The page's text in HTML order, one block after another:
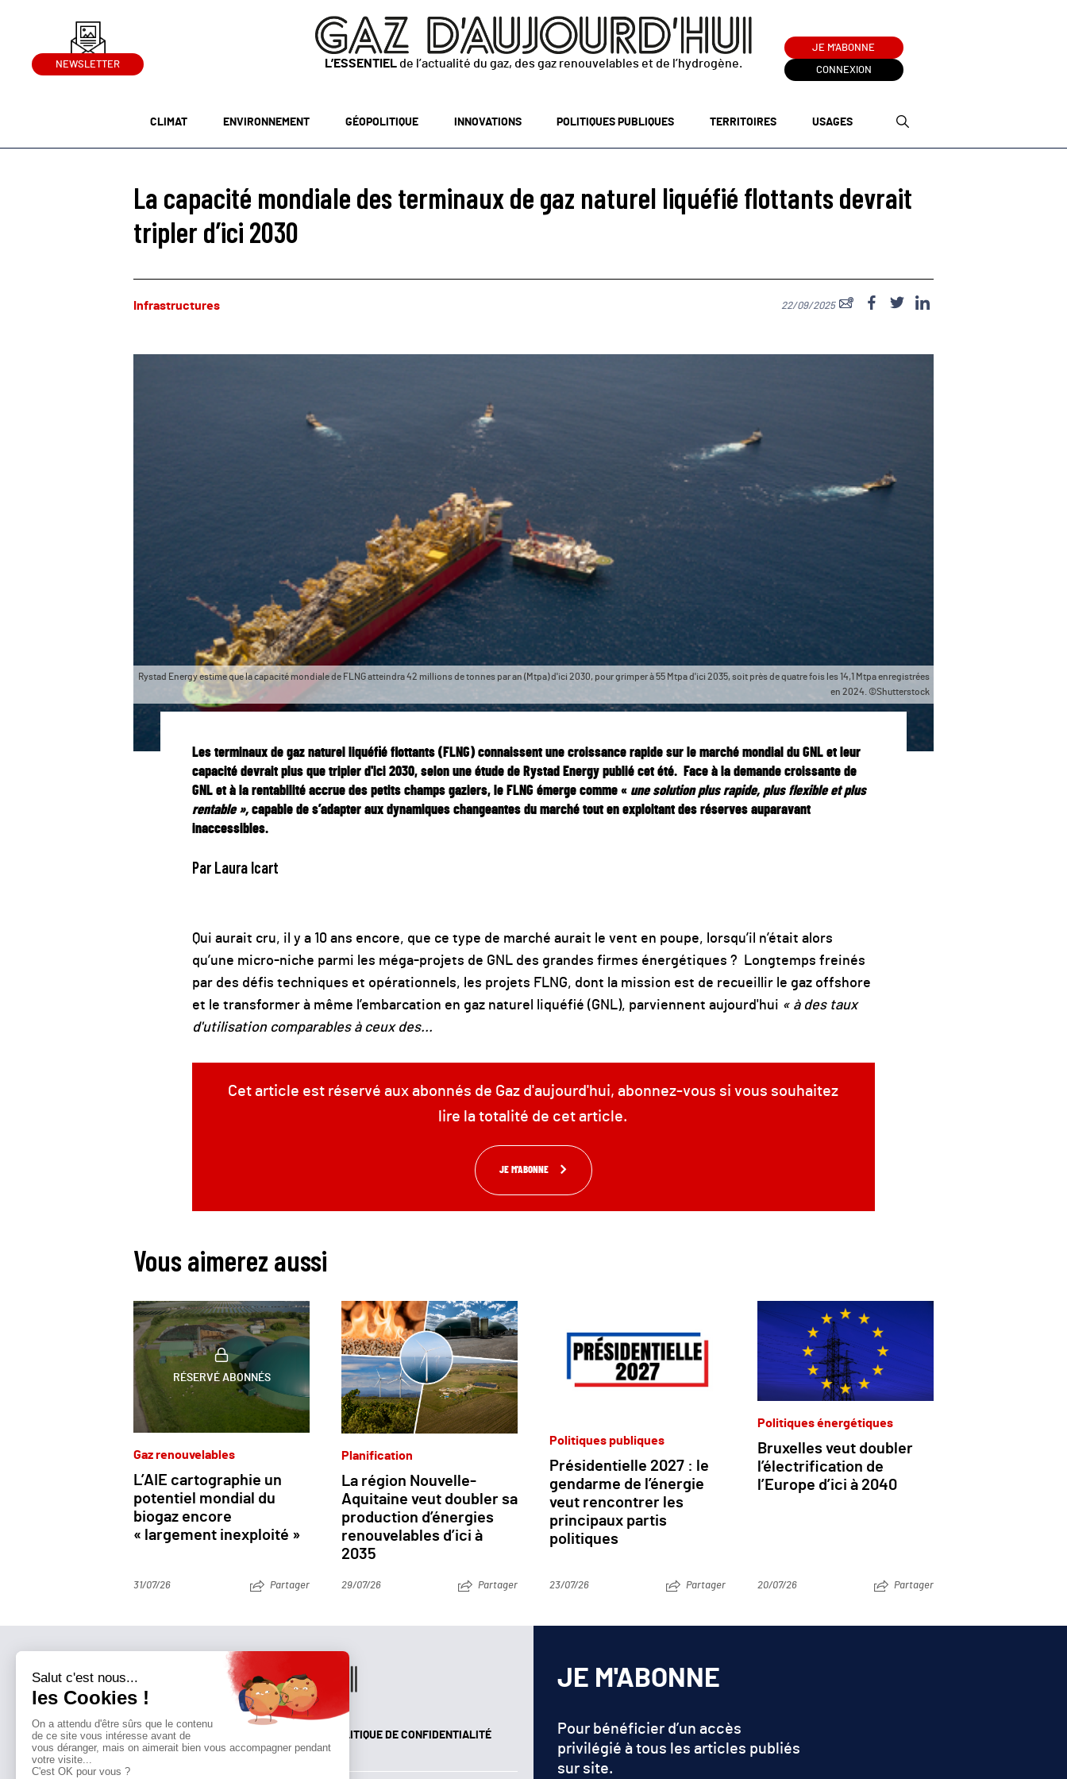
NEWSLETTER L’ESSENTIEL de l’actualité du gaz, des gaz renouvelables et de l’hydrogène.
JE M'ABONNE
CONNEXION
CLIMAT ENVIRONNEMENT GÉOPOLITIQUE INNOVATIONS POLITIQUES PUBLIQUES TERRITOIRES USAGES
La capacité mondiale des terminaux de gaz naturel liquéfié flottants devrait
tripler d’ici 2030
Infrastructures 22/09/2025
Rystad Energy estime que la capacité mondiale de FLNG atteindra 42 millions de tonnes par an (Mtpa) d'ici 2030, pour grimper à 55 Mtpa d'ici 2035, soit près de quatre fois les 14,1 Mtpa enregistrées
en 2024. ©Shutterstock
Les terminaux de gaz naturel liquéfié flottants (FLNG) connaissent une croissance rapide sur le marché mondial du GNL et leur
capacité devrait plus que tripler d'ici 2030, selon une étude de Rystad Energy publié cet été. Face à la demande croissante de
GNL et à la rentabilité accrue des petits champs gaziers, le FLNG émerge comme «une solution plus rapide, plus flexible et plus
rentable »,capable de s’adapter aux dynamiques changeantes du marché tout en exploitant des réserves auparavant
inaccessibles.
Par Laura Icart
Qui aurait cru, il y a 10 ans encore, que ce type de marché aurait le vent en poupe, lorsqu’il n’était alors
qu’une micro-niche parmi les méga-projets de GNL des grandes firmes énergétiques ? Longtemps freinés
par des défis techniques et opérationnels, les projets FLNG, dont la mission est de recueillir le gaz offshore
et le transformer à même l’embarcation en gaz naturel liquéfié (GNL), parviennent aujourd'hui « à des taux
d'utilisation comparables à ceux des...
Cet article est réservé aux abonnés de Gaz d'aujourd'hui, abonnez-vous si vous souhaitez
lire la totalité de cet article.
JE M'ABONNE
Vous aimerez aussi
RÉSERVÉ ABONNÉS
Gaz renouvelables
L’AIE cartographie un
potentiel mondial du
biogaz encore
« largement inexploité »
31/07/26 Partager
Planification
La région Nouvelle-
Aquitaine veut doubler sa
production d’énergies
renouvelables d’ici à
2035
29/07/26 Partager
Politiques publiques
Présidentielle 2027 : le
gendarme de l’énergie
veut rencontrer les
principaux partis
politiques
23/07/26 Partager
Politiques énergétiques
Bruxelles veut doubler
l’électrification de
l’Europe d’ici à 2040
20/07/26 Partager
QUI SOMMES-NOUS?MENTIONS LÉGALES POLITIQUE DE CONFIDENTIALITÉ
JE M'ABONNE
Pour bénéficier d’un accès
privilégié à tous les articles publiés
sur site.